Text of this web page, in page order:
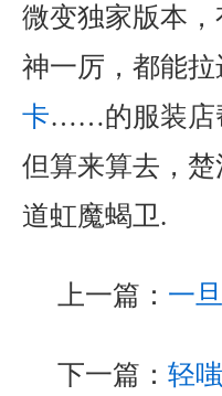
微变独家版本
神一厉，都能拉
卡……的服装店
但算来算去，
道虹魔蝎卫.
上一篇： 一
下一篇： 轻